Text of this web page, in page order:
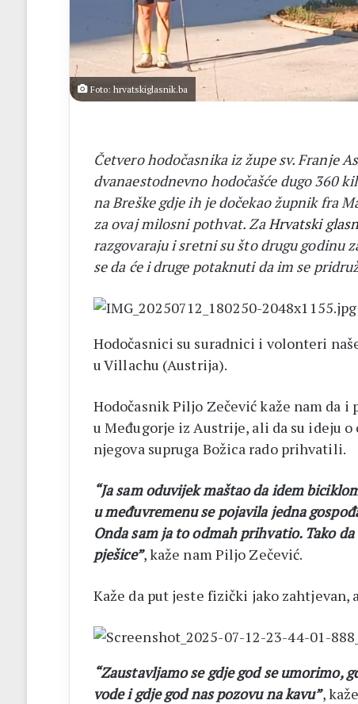
Foto: hrvatskiglasnik.ba
Četvero hodočasnika iz župe sv. Franje
dvanaestodnevno hodočašće dugo 360
na Breške gdje ih je dočekao župnik fra
za ovaj milosni pothvat. Za Hrvatski
razgovaraju i sretni su što drugu godinu
se da će i druge potaknuti da im se
Hodočasnici su suradnici i volonteri
u Villachu (Austrija).
Hodočasnik Piljo Zečević kaže nam da
u Međugorje iz Austrije, ali da su ideju
njegova supruga Božica rado prihvatili.
“Ja sam oduvijek maštao da idem
u međuvremenu se pojavila jedna
Onda sam ja to odmah prihvatio. Tako
pješice”, kaže nam Piljo Zečević.
Kaže da put jeste fizički jako zahtjevan,
“Zaustavljamo se gdje god se umorimo,
vode i gdje god nas pozovu na kavu”,
BiH
put